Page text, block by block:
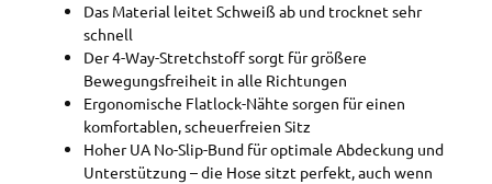
Das Material leitet Schweiß ab und trocknet sehr
schnell
Der 4-Way-Stretchstoff sorgt für größere
Bewegungsfreiheit in alle Richtungen
Ergonomische Flatlock-Nähte sorgen für einen
komfortablen, scheuerfreien Sitz
Hoher UA No-Slip-Bund für optimale Abdeckung und
Unterstützung – die Hose sitzt perfekt, auch wenn